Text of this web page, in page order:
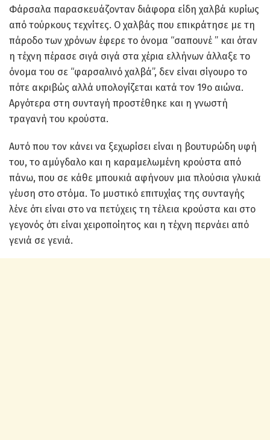
Φάρσαλα παρασκευάζονταν διάφορα είδη χαλβά κυρίως
από τούρκους τεχνίτες. Ο χαλβάς που επικράτησε με τη
πάροδο των χρόνων έφερε το όνομα “σαπουνέ ” και όταν
η τέχνη πέρασε σιγά σιγά στα χέρια ελλήνων άλλαξε το
όνομα του σε “φαρσαλινό χαλβά”, δεν είναι σίγουρο το
πότε ακριβώς αλλά υπολογίζεται κατά τον 19ο αιώνα.
Αργότερα στη συνταγή προστέθηκε και η γνωστή
τραγανή του κρούστα.
Αυτό που τον κάνει να ξεχωρίσει είναι η βουτυρώδη υφή
του, το αμύγδαλο και η καραμελωμένη κρούστα από
πάνω, που σε κάθε μπουκιά αφήνουν μια πλούσια γλυκιά
γέυση στο στόμα. Το μυστικό επιτυχίας της συνταγής
λένε ότι είναι στο να πετύχεις τη τέλεια κρούστα και στο
γεγονός ότι είναι χειροποίητος και η τέχνη περνάει από
γενιά σε γενιά.